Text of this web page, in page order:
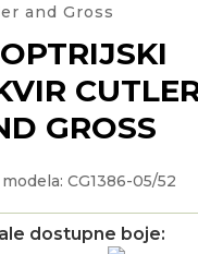
and Gross
GROSS
CG1386-05/52
dostupne boje: